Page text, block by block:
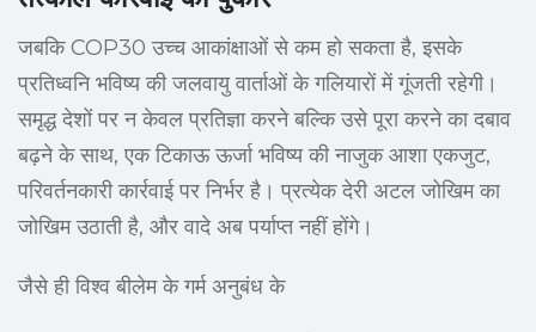
जबकि COP30 उच्च आकांक्षाओं से कम हो सकता है, इसके
प्रतिध्वनि भविष्य की जलवायु वार्ताओं के गलियारों में गूंजती रहेगी।
समृद्ध देशों पर न केवल प्रतिज्ञा करने बल्कि उसे पूरा करने का दबाव
बढ़ने के साथ, एक टिकाऊ ऊर्जा भविष्य की नाजुक आशा एकजुट,
परिवर्तनकारी कार्रवाई पर निर्भर है। प्रत्येक देरी अटल जोखिम का
जोखिम उठाती है, और वादे अब पर्याप्त नहीं होंगे।
जैसे ही विश्व बीलेम के गर्म अनुबंध के